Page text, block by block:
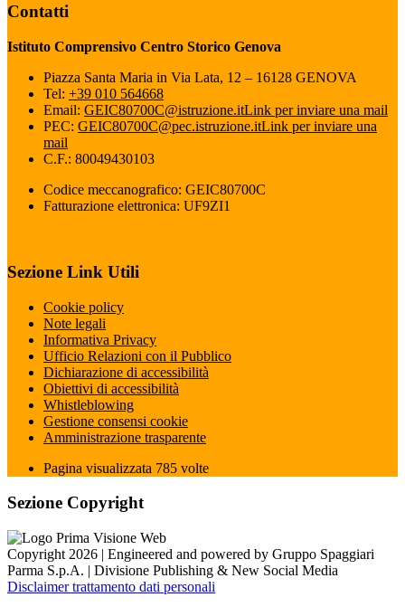
Contatti
Istituto Comprensivo Centro Storico Genova
Piazza Santa Maria in Via Lata, 12 – 16128 GENOVA
Tel: +39 010 564668
Email: GEIC80700C@istruzione.itLink per inviare una mail
PEC: GEIC80700C@pec.istruzione.itLink per inviare una
mail
C.F.: 80049430103
Codice meccanografico: GEIC80700C
Fatturazione elettronica: UF9ZI1
Sezione Link Utili
Cookie policy
Note legali
Informativa Privacy
Ufficio Relazioni con il Pubblico
Dichiarazione di accessibilità
Obiettivi di accessibilità
Whistleblowing
Gestione consensi cookie
Amministrazione trasparente
Pagina visualizzata 785 volte
Sezione Copyright
Copyright 2026 | Engineered and powered by Gruppo Spaggiari
Parma S.p.A. | Divisione Publishing & New Social Media
Disclaimer trattamento dati personali